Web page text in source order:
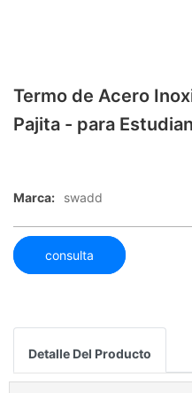
Termo de Acero
Pajita - para
Marca: swadd
consulta
Detalle Del Producto